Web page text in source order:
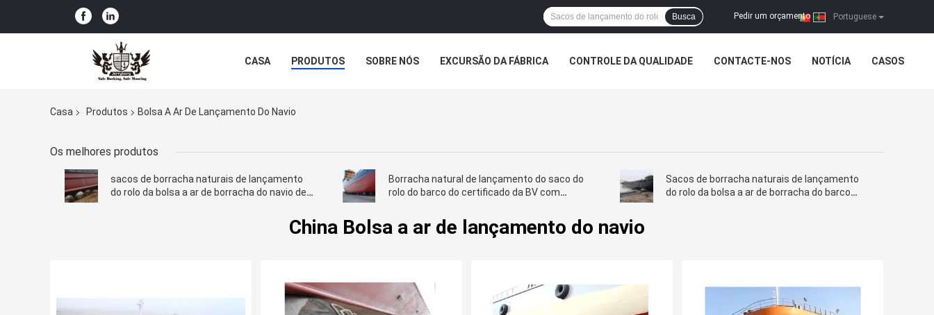
Portuguese
Pedir um orçamento |
Busca
CASA PRODUTOS SOBRE NÓS EXCURSÃO DA FÁBRICA CONTROLE DA QUALIDADE CONTACTE-NOS NOTÍCIA CASOS
Casa Produtos Bolsa A Ar De Lançamento Do Navio
Os melhores produtos
sacos de borracha naturais de lançamento
do rolo da bolsa a ar de borracha do navio de
Borracha natural de lançamento do saco do
rolo do barco do certificado da BV com
Sacos de borracha naturais de lançamento
do rolo da bolsa a ar de borracha do barco
China Bolsa a ar de lançamento do navio